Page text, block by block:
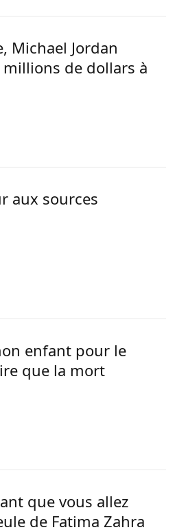
Michael Jordan
de dollars à
aux sources
enfant pour le
que la mort
que vous allez
de Fatima Zahra